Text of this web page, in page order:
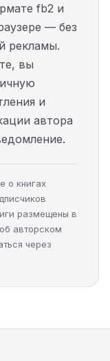
fb2 и
— без
рекламы.
вы
и
автора
о книгах
размещены в
авторском
через